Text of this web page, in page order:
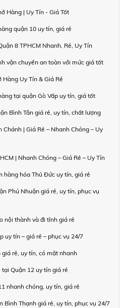
Hàng | Uy Tín - Giá Tốt
quận 10 uy tín, giá rẻ
8 TPHCM Nhanh, Rẻ, Uy Tín
vận chuyển an toàn với mức giá tốt
Hàng Uy Tín & Giá Rẻ
tại quận Gò Vấp uy tín, giá tốt
Bình Tân giá rẻ, uy tín, chất lượng
| Giá Rẻ – Nhanh Chóng – Uy
| Nhanh Chóng – Giá Rẻ – Uy Tín
hàng hóa Thủ Đức uy tín, giá rẻ
Phú Nhuận giá rẻ, uy tín, phục vụ
nội thành và đi tỉnh giá rẻ
uy tín – giá rẻ – phục vụ 24/7
rẻ, uy tín, có mặt nhanh
Quận 12 uy tín giá rẻ
nhanh chóng, uy tín, giá rẻ
Bình Thạnh giá rẻ, uy tín, phục vụ 24/7